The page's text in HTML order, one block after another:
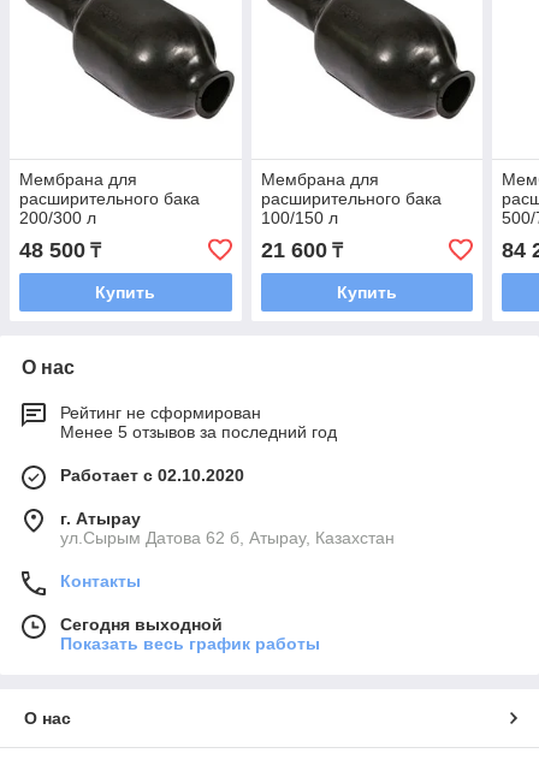
Мембрана для
расширительного бака
200/300 л
48 500 ₸
Купить
Мембрана для
расширительного бака
100/150 л
21 600₸
Купить
84
О нас
Рейтинг не сформирован
Менее 5 отзывов за последний год
Работает с 02.10.2020
г. Атырау
ул.Сырым Датова 62 б, Атырау, Казахстан
Контакты
Сегодня выходной
Показать весь график работы
О нас